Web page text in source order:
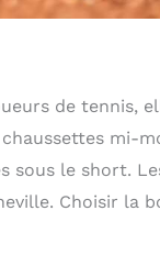
de tennis,
mi-
le short.
Choisir la